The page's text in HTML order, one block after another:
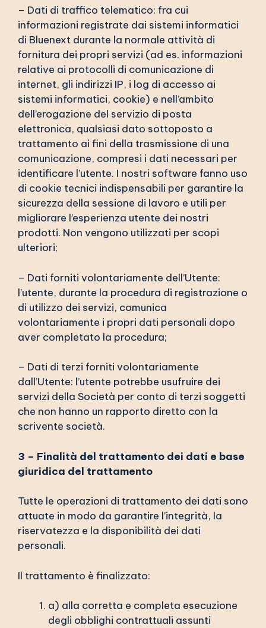
– Dati di traffico telematico: fra cui
informazioni registrate dai sistemi informatici
di Bluenext durante la normale attività di
fornitura dei propri servizi (ad es. informazioni
relative ai protocolli di comunicazione di
internet, gli indirizzi IP, i log di accesso ai
sistemi informatici, cookie) e nell’ambito
dell’erogazione del servizio di posta
elettronica, qualsiasi dato sottoposto a
trattamento ai fini della trasmissione di una
comunicazione, compresi i dati necessari per
identificare l’utente. I nostri software fanno uso
di cookie tecnici indispensabili per garantire la
sicurezza della sessione di lavoro e utili per
migliorare l’esperienza utente dei nostri
prodotti. Non vengono utilizzati per scopi
ulteriori;
– Dati forniti volontariamente dell’Utente:
l’utente, durante la procedura di registrazione o
di utilizzo dei servizi, comunica
volontariamente i propri dati personali dopo
aver completato la procedura;
– Dati di terzi forniti volontariamente
dall’Utente: l’utente potrebbe usufruire dei
servizi della Società per conto di terzi soggetti
che non hanno un rapporto diretto con la
scrivente società.
3 – Finalità del trattamento dei dati e base
giuridica del trattamento
Tutte le operazioni di trattamento dei dati sono
attuate in modo da garantire l’integrità, la
riservatezza e la disponibilità dei dati
personali.
Il trattamento è finalizzato:
a) alla corretta e completa esecuzione
degli obblighi contrattuali assunti